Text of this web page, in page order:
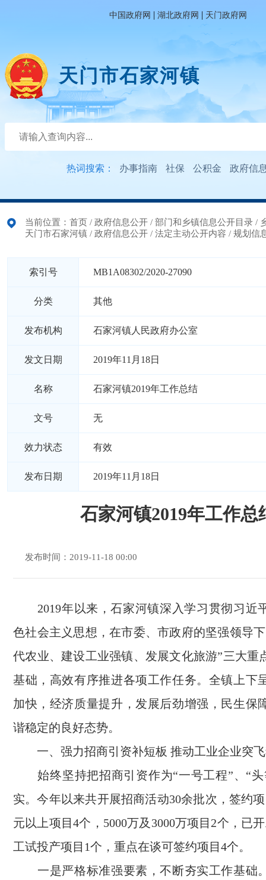
中国政府网 | 湖北政府网 | 天门政府网
天门市石家河镇
热词搜索： 办事指南 社保 公积金 政府信
当前位置： 首页 / 政府信息公开 / 部门和乡镇信息公开目录 /
天门市石家河镇 / 政府信息公开 / 法定主动公开内容 / 规划信
索引号 MB1A08302/2020-27090
分类 其他
发布机构 石家河镇人民政府办公室
发文日期 2019年11月18日
名称 石家河镇2019年工作总结
文号 无
效力状态 有效
发布日期 2019年11月18日
石家河镇2019年工作总
发布时间：2019-11-18 00:00
2019年以来，石家河镇深入学习贯彻习近
色社会主义思想，在市委、市政府的坚强领导
代农业、建设工业强镇、发展文化旅游”三大重
基础，高效有序推进各项工作任务。全镇上下
加快，经济质量提升，发展后劲增强，民生保
谐稳定的良好态势。
一、强力招商引资补短板 推动工业企业突
始终坚持把招商引资作为“一号工程”、“头
实。今年以来共开展招商活动30余批次，签约
元以上项目4个，5000万及3000万项目2个，已
工试投产项目1个，重点在谈可签约项目4个。
一是严格标准强要素，不断夯实工作基础